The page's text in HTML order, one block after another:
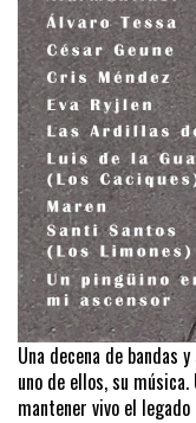
Una decena de bandas
uno de ellos, su
mantener vivo el